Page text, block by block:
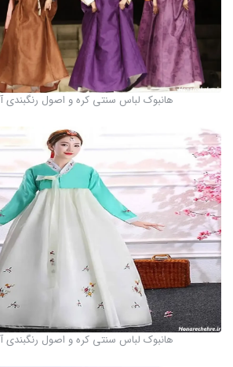
هانبوک لباس سنتی کره و اصول رنگبندی
هانبوک لباس سنتی کره و اصول رنگبندی